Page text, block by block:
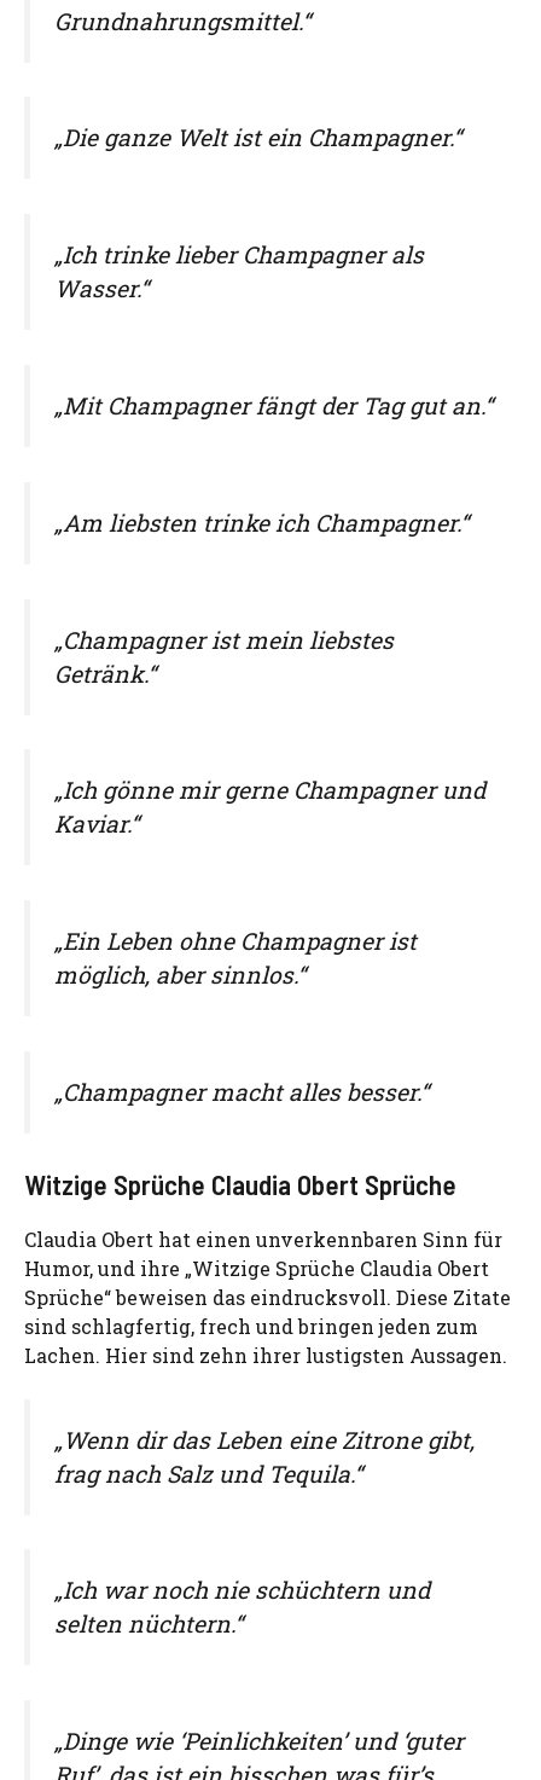
Grundnahrungsmittel.“
„Die ganze Welt ist ein Champagner.“
„Ich trinke lieber Champagner als
Wasser.“
„Mit Champagner fängt der Tag gut an.“
„Am liebsten trinke ich Champagner.“
„Champagner ist mein liebstes
Getränk.“
„Ich gönne mir gerne Champagner und
Kaviar.“
„Ein Leben ohne Champagner ist
möglich, aber sinnlos.“
„Champagner macht alles besser.“
Witzige Sprüche Claudia Obert Sprüche
Claudia Obert hat einen unverkennbaren Sinn für
Humor, und ihre „Witzige Sprüche Claudia Obert
Sprüche“ beweisen das eindrucksvoll. Diese Zitate
sind schlagfertig, frech und bringen jeden zum
Lachen. Hier sind zehn ihrer lustigsten Aussagen.
„Wenn dir das Leben eine Zitrone gibt,
frag nach Salz und Tequila.“
„Ich war noch nie schüchtern und
selten nüchtern.“
„Dinge wie ‘Peinlichkeiten’ und ‘guter